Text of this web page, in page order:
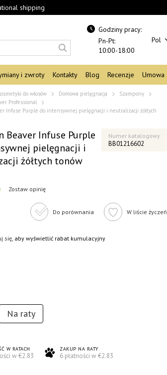
shipping
Godziny pracy:
Pn-Pt:
10:00-18:00
Pol
i zwroty Kontakty Blog Recenzje Umowa
do włosów Domowa pielęgnacja
Szampony
Professional
Infuse Purple do intensywnej pielęgnacji i neutralizacji żółtych
Beaver Infuse Purple
pielęgnacji i
żółtych tonów
Numer katalogowy
BB01216602
Zostaw opinię
Do porównania W liście życzeń
się , aby wyświetlić rabat kumulacyjny
Na raty
W RATACH
w €2.83
ZAKUP NA RATY
6 płatności w €2.83